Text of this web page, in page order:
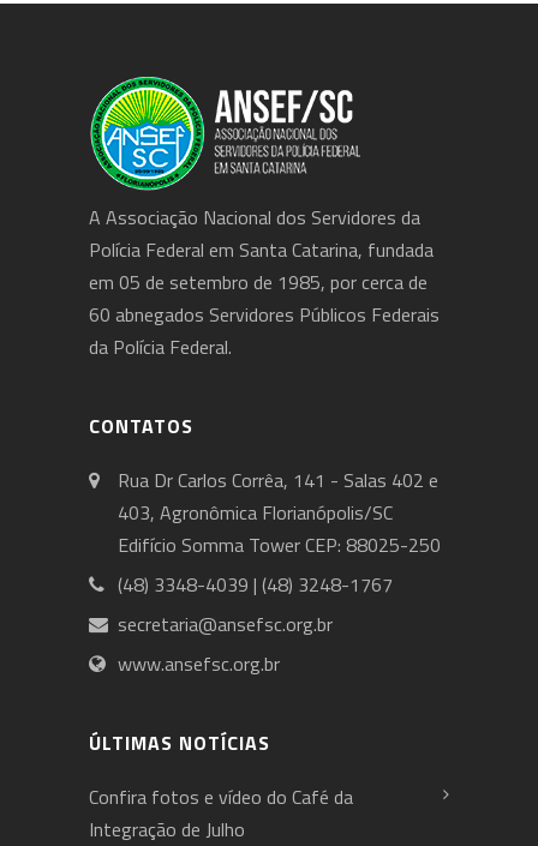
A Associação Nacional dos Servidores da
Polícia Federal em Santa Catarina, fundada
em 05 de setembro de 1985, por cerca de
60 abnegados Servidores Públicos Federais
da Polícia Federal.
CONTATOS
Rua Dr Carlos Corrêa, 141 - Salas 402 e
403, Agronômica Florianópolis/SC
Edifício Somma Tower CEP: 88025-250
(48) 3348-4039 | (48) 3248-1767
secretaria@ansefsc.org.br
www.ansefsc.org.br
ÚLTIMAS NOTÍCIAS
Confira fotos e vídeo do Café da
Integração de Julho